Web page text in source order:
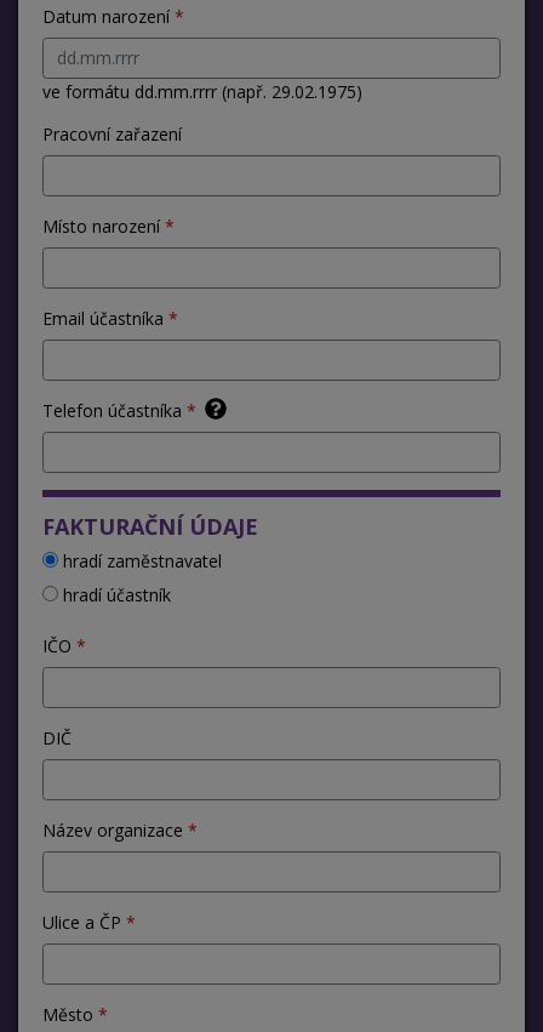
Datum narození
ve formátu dd.mm.rrrr (např. 29.02.1975)
Pracovní zařazení
Místo narození
Email účastníka
Telefon účastníka
FAKTURAČNÍ ÚDAJE
hradí zaměstnavatel
hradí účastník
IČO
DIČ
Název organizace
Ulice a ČP
Město